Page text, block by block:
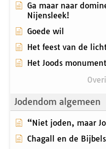
Ga maar naar
Nijensleek!
Goede wil
Het feest van de
Het Joods
Jodendom algemeen
“Niet joden, maar
Chagall en de